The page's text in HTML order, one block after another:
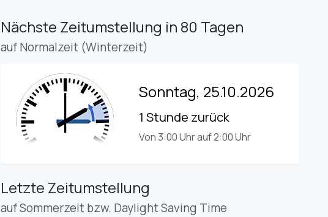
Nächste Zeitumstellung in 80 Tagen
auf Normalzeit (Winterzeit)
Sonntag, 25.10.2026
1 Stunde zurück
Von 3:00 Uhr auf 2:00 Uhr
Letzte Zeitumstellung
auf Sommerzeit bzw. Daylight Saving Time